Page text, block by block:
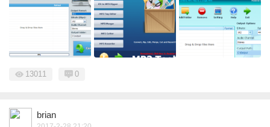
13011 0
brian